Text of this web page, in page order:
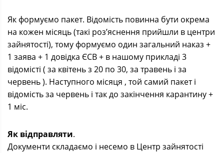
Як формуємо пакет. Відомість повинна бути окрема
на кожен місяць (такі роз’яснення прийшли в центри
зайнятості), тому формуємо один загальний наказ +
1 заява + 1 довідка ЄСВ + в нашому прикладі 3
відомісті ( за квітень з 20 по 30, за травень і за
червень ). Наступного місяця , той самий пакет і
відомість за червень і так до закінчення карантину +
1 міс.
Як відправляти.
Документи складаємо і несемо в Центр зайнятості